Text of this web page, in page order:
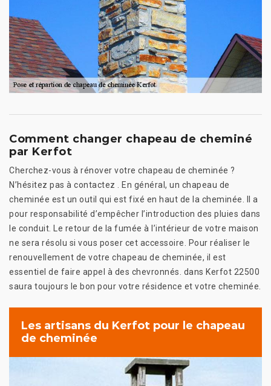
Comment changer chapeau de cheminé
par Kerfot
Cherchez-vous à rénover votre chapeau de cheminée ?
N’hésitez pas à contactez . En général, un chapeau de
cheminée est un outil qui est fixé en haut de la cheminée. Il a
pour responsabilité d’empêcher l’introduction des pluies dans
le conduit. Le retour de la fumée à l’intérieur de votre maison
ne sera résolu si vous poser cet accessoire. Pour réaliser le
renouvellement de votre chapeau de cheminée, il est
essentiel de faire appel à des chevronnés. dans Kerfot 22500
saura toujours le bon pour votre résidence et votre cheminée.
Les artisans du Kerfot pour le chapeau
de cheminée